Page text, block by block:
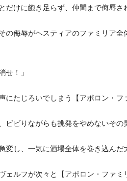
だけに飽き足らず、仲間まで侮辱
の侮辱がヘスティアのファミリア
せ！」
にたじろいでしまう【アポロン・フ
ビビりながらも挑発をやめないそ
変し、一気に酒場全体を巻き込んだ
ェルフが次々と【アポロン・ファ